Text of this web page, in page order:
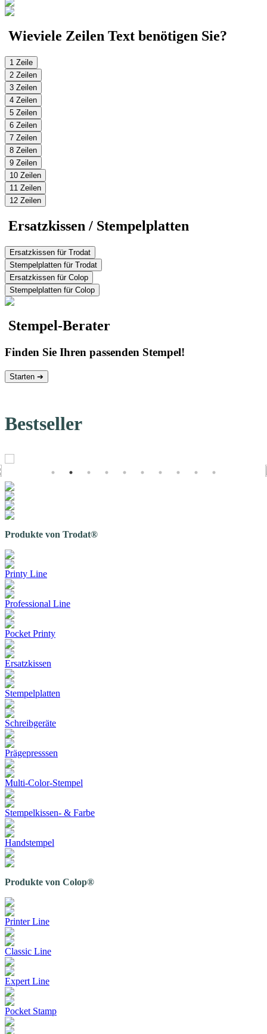
Wieviele Zeilen Text benötigen Sie?
1 Zeile
2 Zeilen
3 Zeilen
4 Zeilen
5 Zeilen
6 Zeilen
7 Zeilen
8 Zeilen
9 Zeilen
10 Zeilen
11 Zeilen
12 Zeilen
Ersatzkissen / Stempelplatten
Ersatzkissen für Trodat
Stempelplatten für Trodat
Ersatzkissen für Colop
Stempelplatten für Colop
Stempel-Berater
Finden Sie Ihren passenden Stempel!
Starten ➔
Bestseller
Produkte von Trodat®
Printy Line
Professional Line
Pocket Printy
Ersatzkissen
Stempelplatten
Schreibgeräte
Prägepresssen
Multi-Color-Stempel
Stempelkissen- & Farbe
Handstempel
Produkte von Colop®
Printer Line
Classic Line
Expert Line
Pocket Stamp